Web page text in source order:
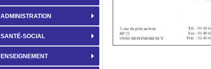
ADMINISTRATION
SANTÉ-SOCIAL
ENSEIGNEMENT